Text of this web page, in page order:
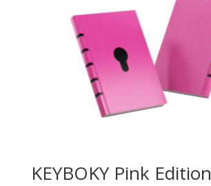
KEYBOKY Pink Edition